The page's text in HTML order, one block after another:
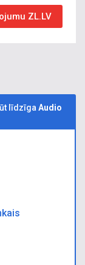
ZL.LV
līdzīga Audio